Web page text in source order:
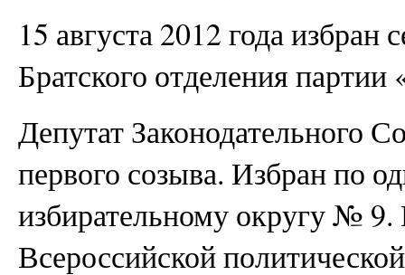
15 августа 2012 года избран
Братского отделения
Депутат Законодательного
первого созыва. Избран по
избирательному округу №
Всероссийской